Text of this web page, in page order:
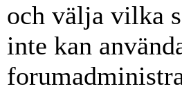
och välja vilka
inte kan